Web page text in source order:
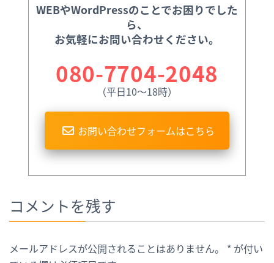
WEBやWordPressのことでお困りでした
ら、
お気軽にお問い合わせください。
080-7704-2048
（平日10〜18時）
お問い合わせフォームはこちら
コメントを残す
メールアドレスが公開されることはありません。 * が付い